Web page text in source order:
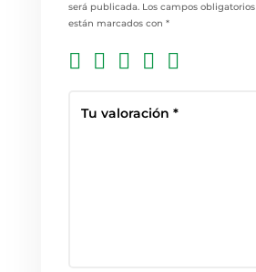
será publicada. Los campos obligatorios
están marcados con *